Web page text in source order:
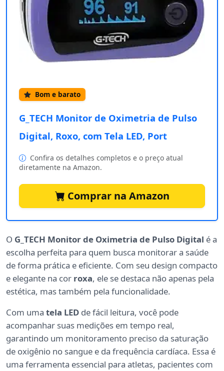
Bom e barato
G_TECH Monitor de Oximetria de Pulso
Digital, Roxo, com Tela LED, Port
Confira os detalhes completos e o preço atual
diretamente na Amazon.
Comprar na Amazon
O G_TECH Monitor de Oximetria de Pulso Digital é a
escolha perfeita para quem busca monitorar a saúde
de forma prática e eficiente. Com seu design compacto
e elegante na cor roxa, ele se destaca não apenas pela
estética, mas também pela funcionalidade.
Com uma tela LED de fácil leitura, você pode
acompanhar suas medições em tempo real,
garantindo um monitoramento preciso da saturação
de oxigênio no sangue e da frequência cardíaca. Essa é
uma ferramenta essencial para atletas, pacientes com